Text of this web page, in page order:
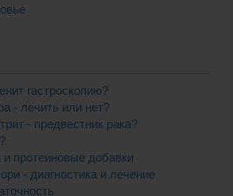
гастроскопию?
- лечить или нет?
- предвестник рака?
протеиновые добавки
- диагностика и лечение